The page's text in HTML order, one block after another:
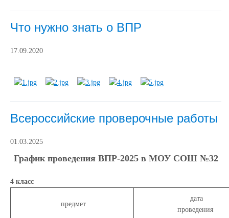
Что нужно знать о ВПР
17.09.2020
Всероссийские проверочные работы
01.03.2025
График проведения ВПР-2025 в МОУ СОШ №32
4 класс
предмет
дата
проведения